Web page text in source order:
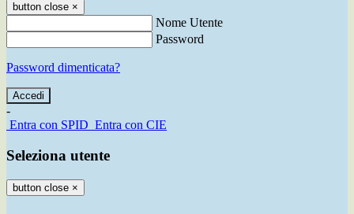
button close ×
Nome Utente
Password
Password dimenticata?
-
Entra con SPID Entra con CIE
Seleziona utente
button close ×